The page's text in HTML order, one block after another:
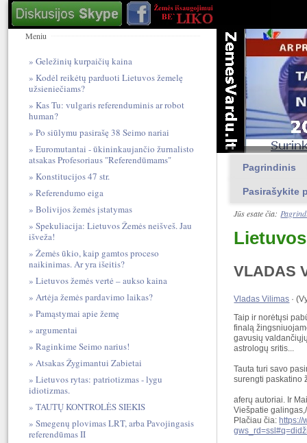
Pagrindinis
Pasirašykite
Jūs esate čia:
VLADAS
Vladas Vilimas ·
Taip ir norėtųsi
finalą
gavusių
astrologų sritis...
Tauta turi savo
surengti paskatino
aferų autoriai. Ir
Viešpatie
Plačiau čia:https://
Meniu
Geležinių kurpaičių kaina
Kodėl reikėtų parduoti Lietuvos žemelę
užsieniečiams?
Kas Tu: vulgari​s referendum​inis ar robot
human?
Po siūlymu pasirašę 38 Seimo nariai
Euromutantai - ūkininkaujančio žurnalisto
atsakas Profesoriaus "Referendūmams"
Konstitucijos 47 str.
Referendumo eiga
Bolivijos žemės įstatymas
Spekuliacija: Lietuvos Žemės neišveš. Jau
išveža!
Žemės ūkio, kaip gamtos proceso
naikinimas. Ar yra išeitis?
Lietuvos žemės vertė – aukso kaina
Artėja žemės pardavimo laikas?
Pamąstymai apie žemę
argumentai
Raginkime Seimo narius!
Atsakas Žygimantui Zabietai
Lietuvos rytas: patriotizmas - lygu
idiotizmas.
TAUTŲ KONTROLĖS SIEKIS
Smegenų plovimas LRT, arba Pavojingasis
referendūmas II